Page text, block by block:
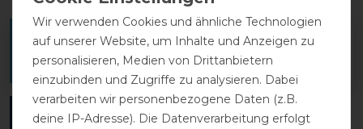
Melde dich an, um eine Kundenrezension zu
verfassen.
ANMELDEN
Wir verwenden Cookies und ähnliche Technologien
auf unserer Website, um Inhalte und Anzeigen zu
personalisieren, Medien von Drittanbietern
einzubinden und Zugriffe zu analysieren. Dabei
verarbeiten wir personenbezogene Daten (z.B.
deine IP-Adresse). Die Datenverarbeitung erfolgt